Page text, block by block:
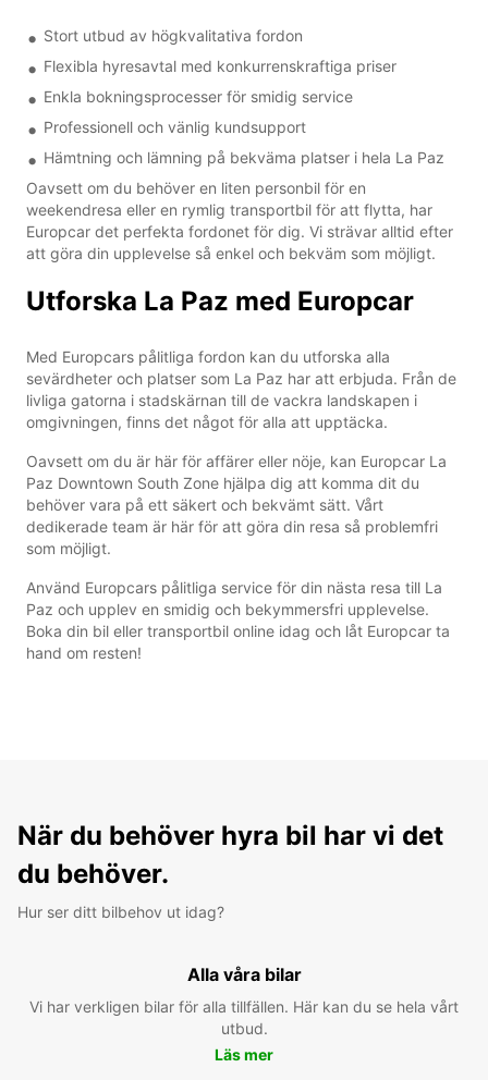
Stort utbud av högkvalitativa fordon
Flexibla hyresavtal med konkurrenskraftiga priser
Enkla bokningsprocesser för smidig service
Professionell och vänlig kundsupport
Hämtning och lämning på bekväma platser i hela La Paz
Oavsett om du behöver en liten personbil för en
weekendresa eller en rymlig transportbil för att flytta, har
Europcar det perfekta fordonet för dig. Vi strävar alltid efter
att göra din upplevelse så enkel och bekväm som möjligt.
Utforska La Paz med Europcar
Med Europcars pålitliga fordon kan du utforska alla
sevärdheter och platser som La Paz har att erbjuda. Från de
livliga gatorna i stadskärnan till de vackra landskapen i
omgivningen, finns det något för alla att upptäcka.
Oavsett om du är här för affärer eller nöje, kan Europcar La
Paz Downtown South Zone hjälpa dig att komma dit du
behöver vara på ett säkert och bekvämt sätt. Vårt
dedikerade team är här för att göra din resa så problemfri
som möjligt.
Använd Europcars pålitliga service för din nästa resa till La
Paz och upplev en smidig och bekymmersfri upplevelse.
Boka din bil eller transportbil online idag och låt Europcar ta
hand om resten!
När du behöver hyra bil har vi det
du behöver.
Hur ser ditt bilbehov ut idag?
Alla våra bilar
Vi har verkligen bilar för alla tillfällen. Här kan du se hela vårt
utbud.
Läs mer